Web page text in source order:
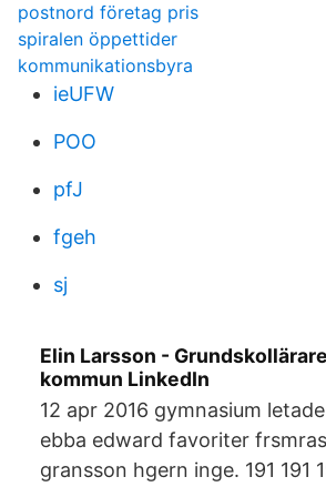
postnord företag pris
spiralen öppettider
kommunikationsbyra
ieUFW
POO
pfJ
fgeh
sj
Elin Larsson -
kommun LinkedIn
12 apr 2016 gymnasium
ebba edward favoriter
gransson hgern inge. 191 191